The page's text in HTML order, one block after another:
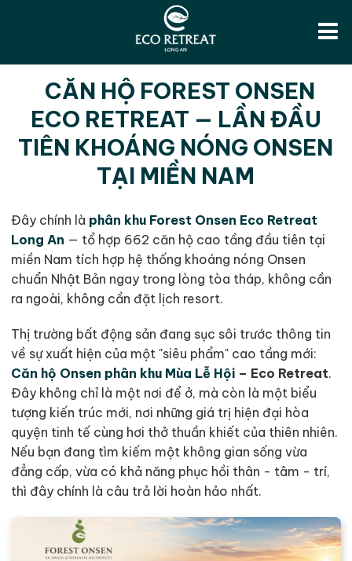
CĂN HỘ FOREST ONSEN
ECO RETREAT — LẦN ĐẦU
TIÊN KHOÁNG NÓNG ONSEN
TẠI MIỀN NAM
Đây chính là phân khu Forest Onsen Eco Retreat
Long An — tổ hợp 662 căn hộ cao tầng đầu tiên tại
miền Nam tích hợp hệ thống khoáng nóng Onsen
chuẩn Nhật Bản ngay trong lòng tòa tháp, không cần
ra ngoài, không cần đặt lịch resort.
Thị trường bất động sản đang sục sôi trước thông tin
về sự xuất hiện của một "siêu phẩm" cao tầng mới:
Căn hộ Onsen phân khu Mùa Lễ Hội – Eco Retreat.
Đây không chỉ là một nơi để ở, mà còn là một biểu
tượng kiến trúc mới, nơi những giá trị hiện đại hòa
quyện tinh tế cùng hơi thở thuần khiết của thiên nhiên.
Nếu bạn đang tìm kiếm một không gian sống vừa
đẳng cấp, vừa có khả năng phục hồi thân - tâm - trí,
thì đây chính là câu trả lời hoàn hảo nhất.